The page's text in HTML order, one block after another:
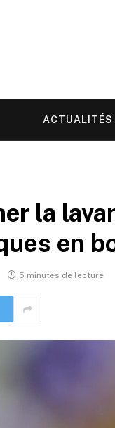
ACTUALITÉS
la
en
5 minutes de lecture